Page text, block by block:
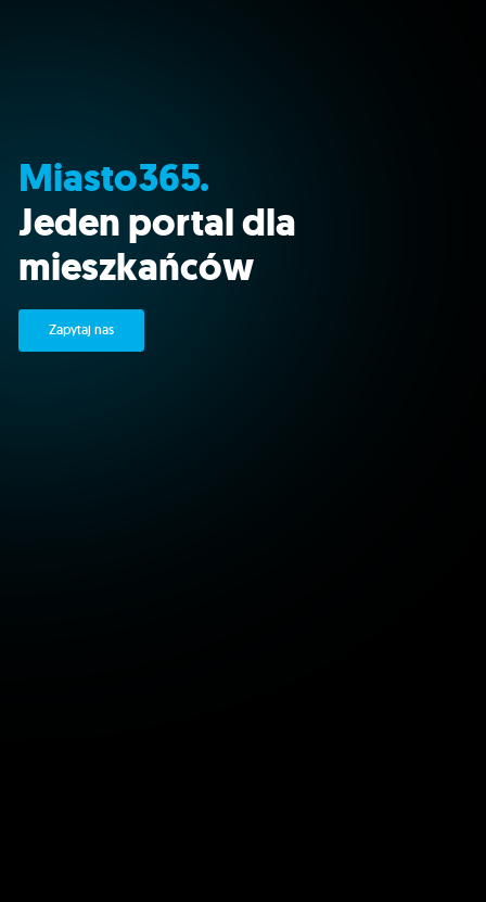
Miasto365.
Jeden portal dla
mieszkańców
Zapytaj nas